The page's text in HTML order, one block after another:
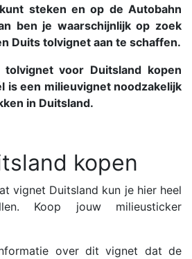
steken en op de Autobahn
ben je waarschijnlijk op zoek
Duits tolvignet aan te schaffen.
tolvignet voor Duitsland kopen
is een milieuvignet noodzakelijk
in Duitsland.
kopen
vignet Duitsland kun je hier heel
Koop jouw milieusticker
over dit vignet dat de